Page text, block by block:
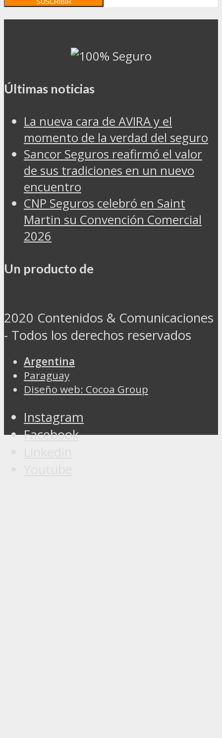
Últimas noticias
La nueva cara de AVIRA y el
momento de la verdad del seguro
Sancor Seguros reafirmó el valor
de sus tradiciones en un nuevo
encuentro
CNP Seguros celebró en Saint
Martin su Convención Comercial
2026
Un producto de
2020 Contenidos & Comunicaciones
- Todos los derechos reservados
Argentina
Paraguay
Diseño web: Cocoa Group
Instagram
Facebook